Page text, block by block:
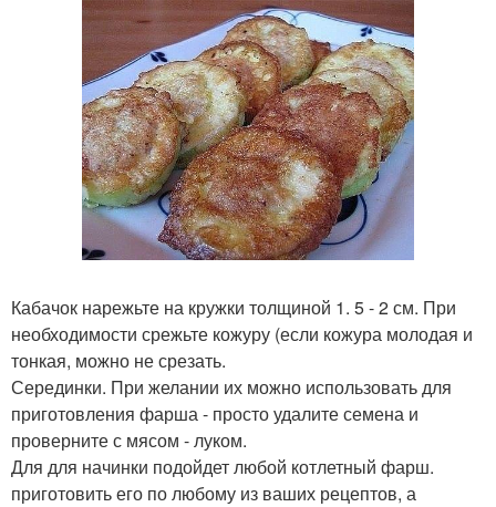
Кабачок нарежьте на кружки толщиной 1. 5 - 2 см. При
необходимости срежьте кожуру (если кожура молодая и
тонкая, можно не срезать.
Серединки. При желании их можно использовать для
приготовления фарша - просто удалите семена и
проверните с мясом - луком.
Для для начинки подойдет любой котлетный фарш.
приготовить его по любому из ваших рецептов, а